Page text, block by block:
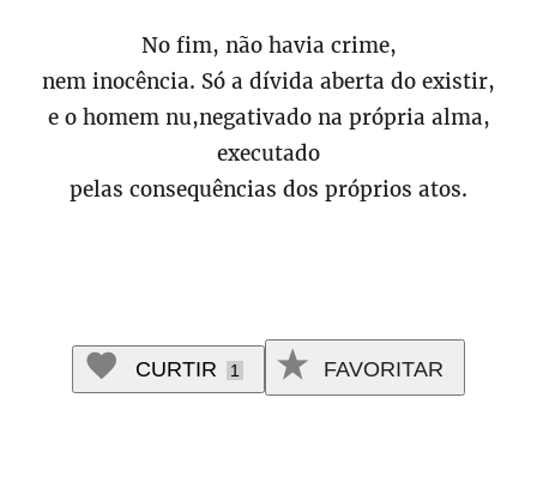
No fim, não havia crime,
nem inocência. Só a dívida aberta do existir,
e o homem nu,negativado na própria alma,
executado
pelas consequências dos próprios atos.
CURTIR 1 FAVORITAR